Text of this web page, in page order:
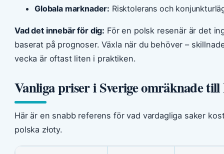
Globala marknader: Risktolerans och
Vad det innebär för dig: För en polsk resenär är det
baserat på prognoser. Växla när du behöver –
vecka är oftast liten i praktiken.
Vanliga priser i Sverige omräknade
Här är en snabb referens för vad vardagliga saker
polska złoty.